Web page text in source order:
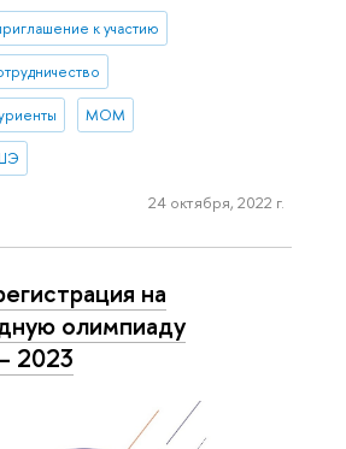
к участию
МОМ
24 октября, 2022 г.
на
олимпиаду
2023